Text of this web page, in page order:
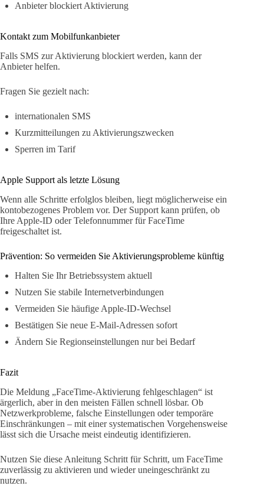
Anbieter blockiert Aktivierung
Kontakt zum Mobilfunkanbieter
Falls SMS zur Aktivierung blockiert werden, kann der
Anbieter helfen.
Fragen Sie gezielt nach:
internationalen SMS
Kurzmitteilungen zu Aktivierungszwecken
Sperren im Tarif
Apple Support als letzte Lösung
Wenn alle Schritte erfolglos bleiben, liegt möglicherweise ein
kontobezogenes Problem vor. Der Support kann prüfen, ob
Ihre Apple-ID oder Telefonnummer für FaceTime
freigeschaltet ist.
Prävention: So vermeiden Sie Aktivierungsprobleme künftig
Halten Sie Ihr Betriebssystem aktuell
Nutzen Sie stabile Internetverbindungen
Vermeiden Sie häufige Apple-ID-Wechsel
Bestätigen Sie neue E-Mail-Adressen sofort
Ändern Sie Regionseinstellungen nur bei Bedarf
Fazit
Die Meldung „FaceTime-Aktivierung fehlgeschlagen“ ist
ärgerlich, aber in den meisten Fällen schnell lösbar. Ob
Netzwerkprobleme, falsche Einstellungen oder temporäre
Einschränkungen – mit einer systematischen Vorgehensweise
lässt sich die Ursache meist eindeutig identifizieren.
Nutzen Sie diese Anleitung Schritt für Schritt, um FaceTime
zuverlässig zu aktivieren und wieder uneingeschränkt zu
nutzen.